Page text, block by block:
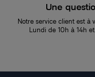
Une
Notre service client est à
Lundi de 10h à 14h